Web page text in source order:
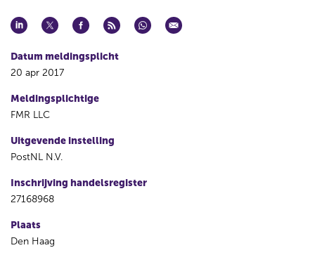
Datum meldingsplicht
20 apr 2017
Meldingsplichtige
FMR LLC
Uitgevende instelling
PostNL N.V.
Inschrijving handelsregister
27168968
Plaats
Den Haag